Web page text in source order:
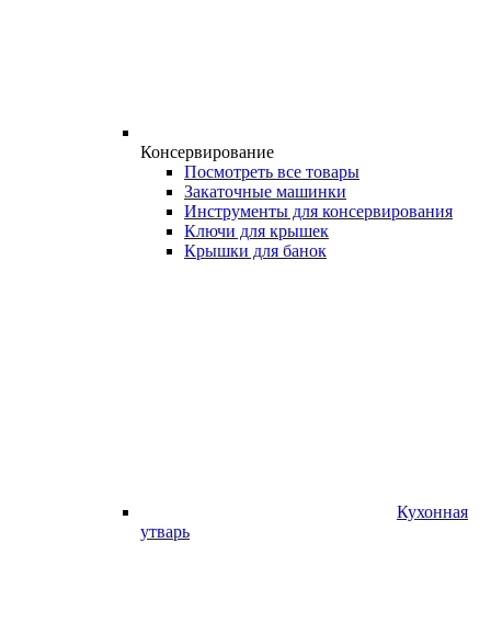
Консервирование
Посмотреть все товары
Закаточные машинки
Инструменты для консервирования
Ключи для крышек
Крышки для банок
Кухонная
утварь